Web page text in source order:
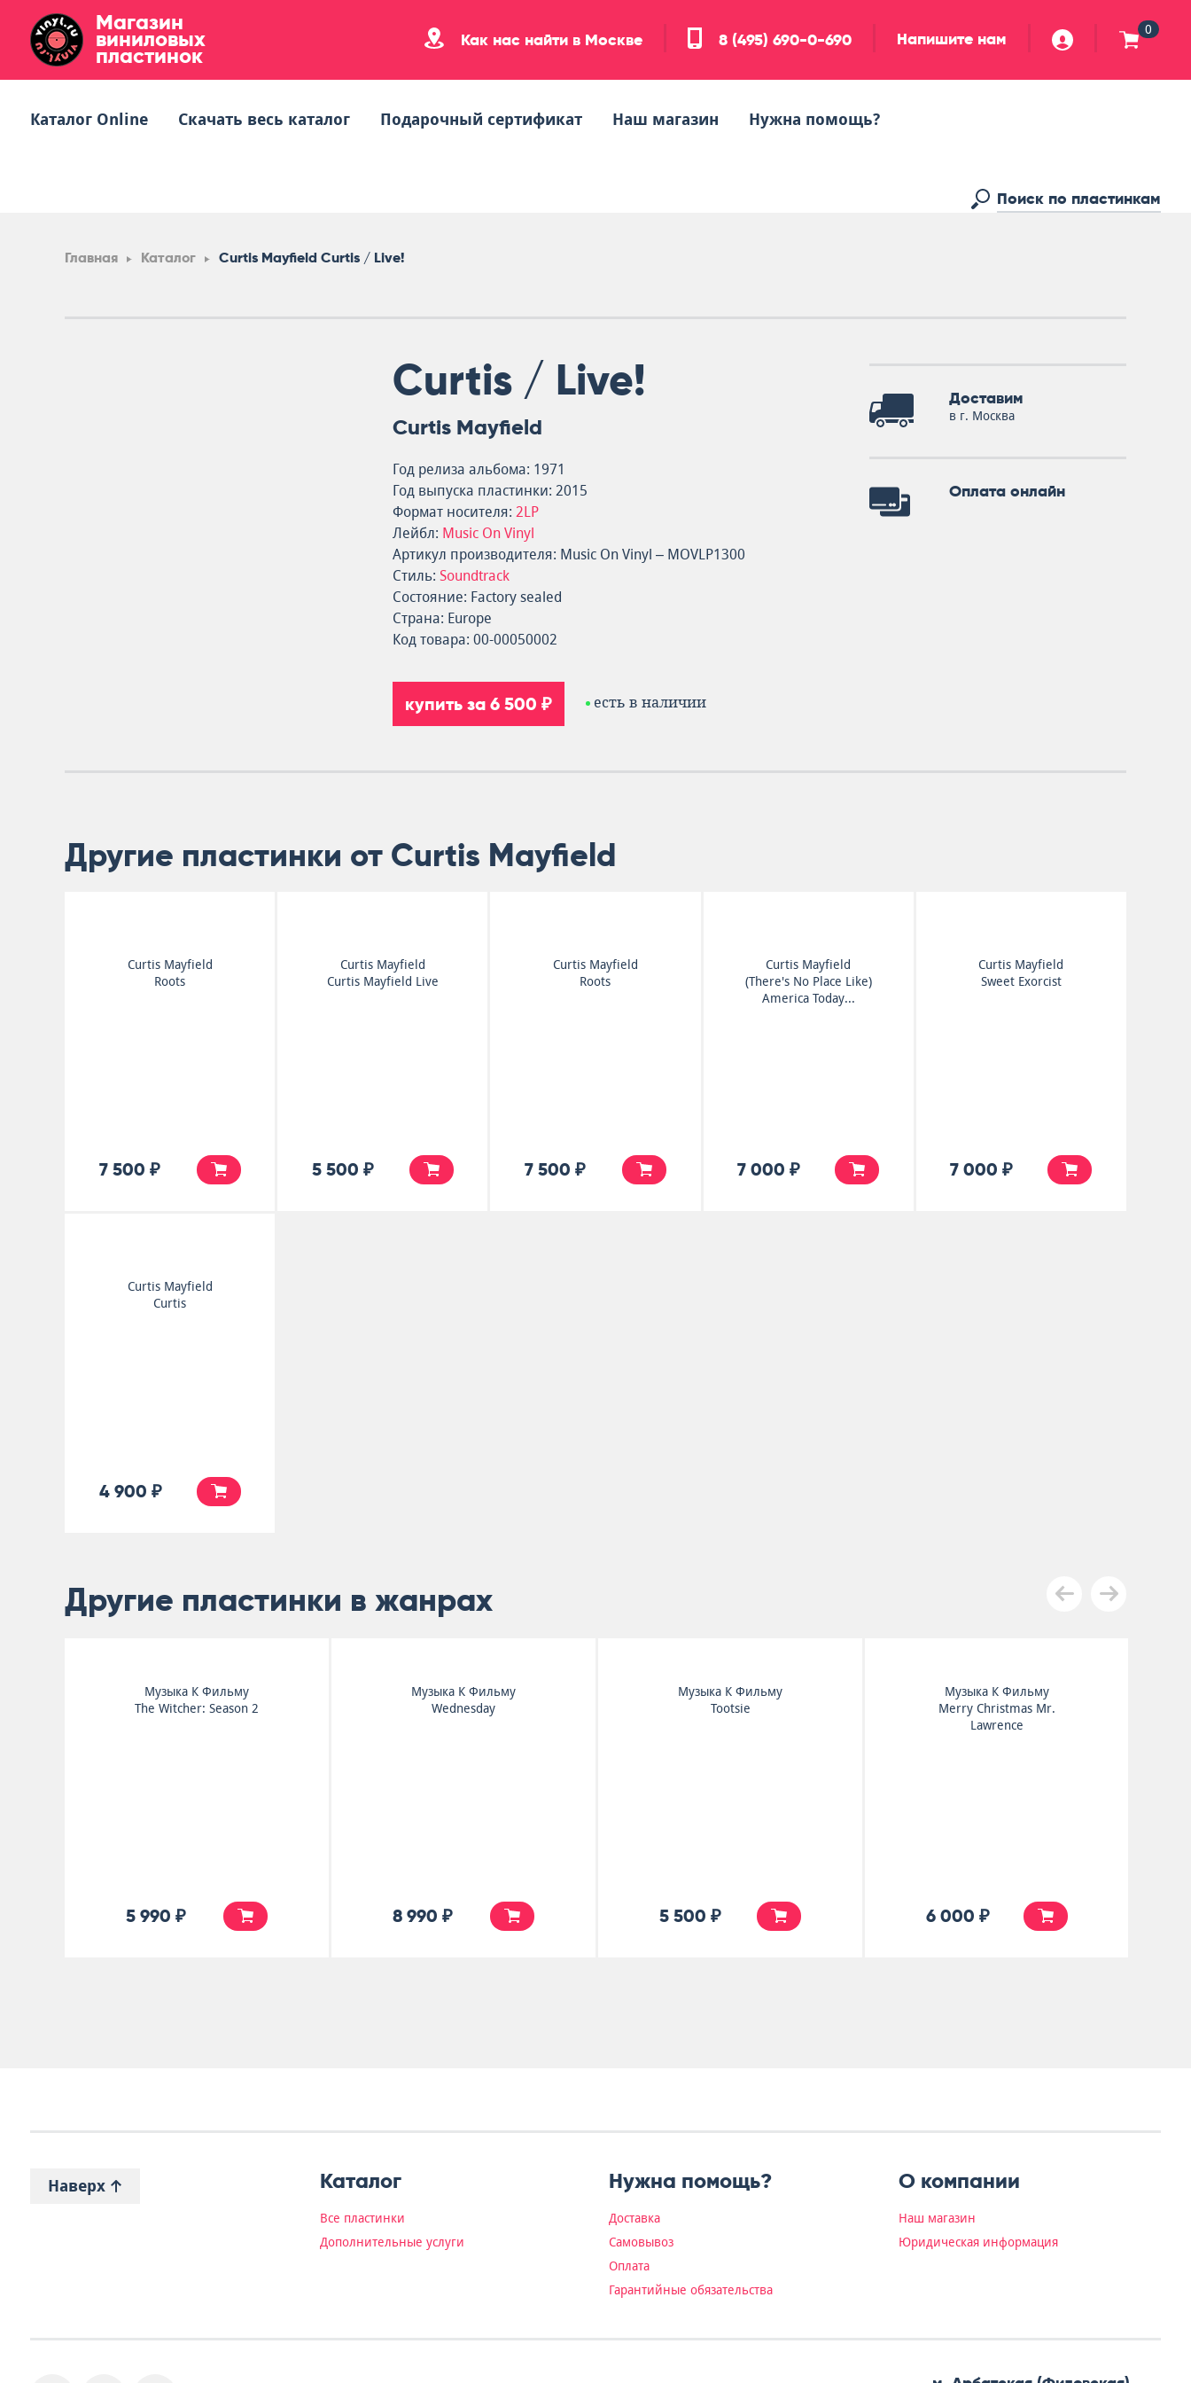
Магазин
виниловых
пластинок
Как нас найти в Москве 8 (495) 690-0-690 Напишите нам 0
Каталог Online Скачать весь каталог Подарочный сертификат Наш магазин Нужна помощь?
Главная Каталог Curtis Mayfield Curtis / Live!
Curtis / Live!
Curtis Mayfield
Год релиза альбома: 1971
Год выпуска пластинки: 2015
Формат носителя: 2LP
Лейбл: Music On Vinyl
Артикул производителя: Music On Vinyl – MOVLP1300
Стиль: Soundtrack
Состояние: Factory sealed
Страна: Europe
Код товара: 00-00050002
купить за 6 500 ₽ есть в наличии
Доставим
в г. Москва
Оплата онлайн
Другие пластинки от Curtis Mayfield
Curtis Mayfield
Roots
7 500 ₽
Curtis Mayfield
Curtis Mayfield Live
5 500 ₽
Curtis Mayfield
Roots
7 500 ₽
Curtis Mayfield
(There's No Place Like)
America Today...
7 000 ₽
Curtis Mayfield
Sweet Exorcist
7 000 ₽
Curtis Mayfield
Curtis
4 900 ₽
Другие пластинки в жанрах
Музыка К Фильму
The Witcher: Season 2
5 990 ₽
Музыка К Фильму
Wednesday
8 990 ₽
Музыка К Фильму
Tootsie
5 500 ₽
Музыка К Фильму
Merry Christmas Mr.
Lawrence
6 000 ₽
Наверх Каталог
Все пластинки
Дополнительные услуги
Нужна помощь?
Доставка
Самовывоз
Оплата
Гарантийные обязательства
О компании
Наш магазин
Юридическая информация